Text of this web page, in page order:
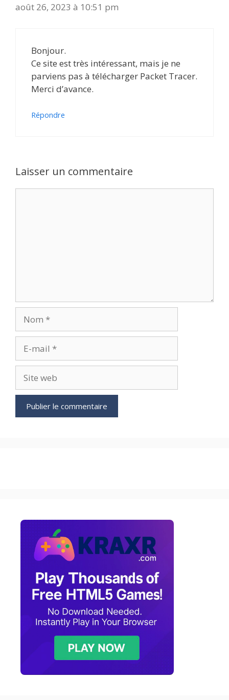
août 26, 2023 à 10:51 pm
Bonjour.
Ce site est très intéressant, mais je ne
parviens pas à télécharger Packet Tracer.
Merci d’avance.
Répondre
Laisser un commentaire
mail
web